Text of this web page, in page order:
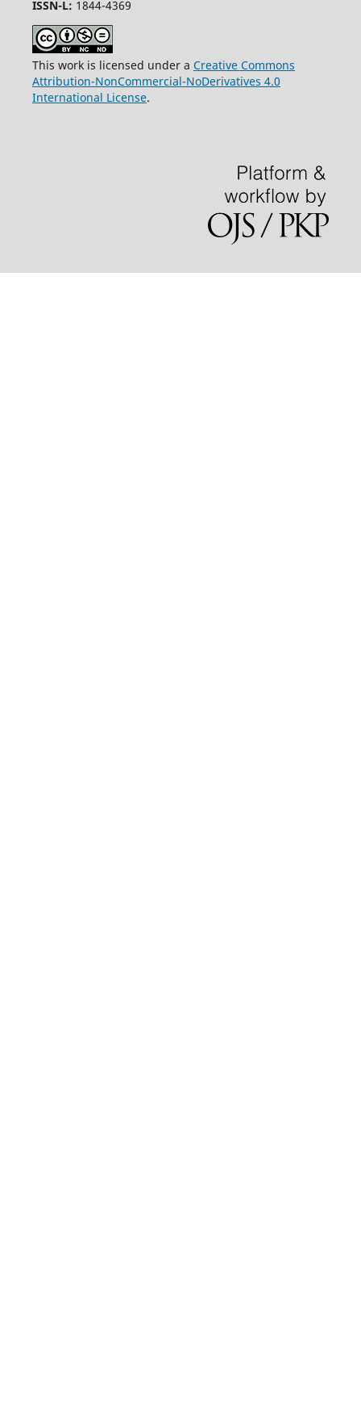
ISSN-L: 1844-4369
This work is licensed under a Creative Commons
Attribution-NonCommercial-NoDerivatives 4.0
International License.